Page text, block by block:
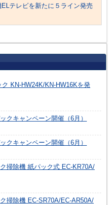
テレビを新たに５ライン発売
KN-HW24K/KN-HW16Kを発
キャンペーン開催（6月）
キャンペーン開催（6月）
掃除機 紙パック式 EC-KR70A/
掃除機 EC-SR70A/EC-AR50A/